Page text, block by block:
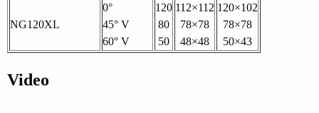
NG120XL
0°
45° V
60° V
120
80
50
112×112
78×78
48×48
120×102
78×78
50×43
Video